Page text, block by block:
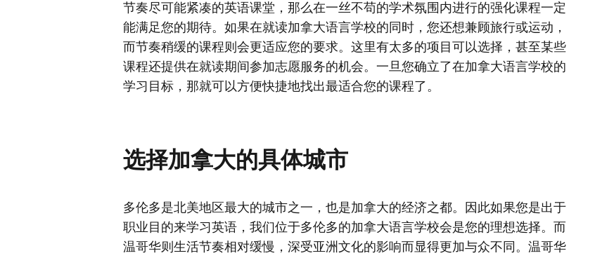
节奏尽可能紧凑的英语课堂，那么在一丝不苟的学术氛围内进行的强化课程一定
能满足您的期待。如果在就读加拿大语言学校的同时，您还想兼顾旅行或运动，
而节奏稍缓的课程则会更适应您的要求。这里有太多的项目可以选择，甚至某些
课程还提供在就读期间参加志愿服务的机会。一旦您确立了在加拿大语言学校的
学习目标，那就可以方便快捷地找出最适合您的课程了。
选择加拿大的具体城市
多伦多是北美地区最大的城市之一，也是加拿大的经济之都。因此如果您是出于
职业目的来学习英语，我们位于多伦多的加拿大语言学校会是您的理想选择。而
温哥华则生活节奏相对缓慢，深受亚洲文化的影响而显得更加与众不同。温哥华